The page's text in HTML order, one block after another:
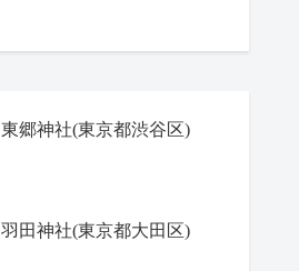
東郷神社(東京都渋谷区)
羽田神社(東京都大田区)